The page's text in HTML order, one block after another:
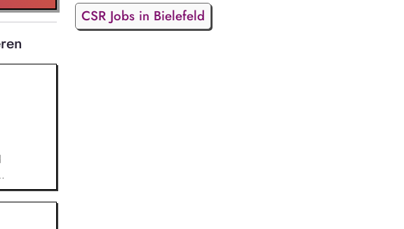
CSR Jobs in Bielefeld